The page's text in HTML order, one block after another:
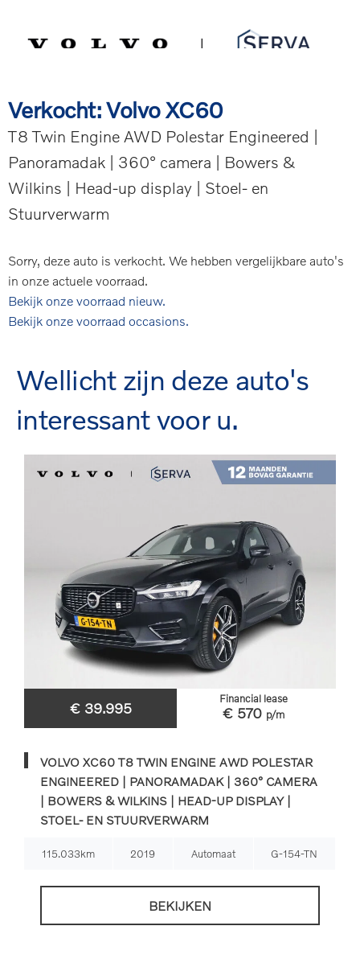
Verkocht: Volvo XC60
T8 Twin Engine AWD Polestar Engineered |
Panoramadak | 360° camera | Bowers &
Wilkins | Head-up display | Stoel- en
Stuurverwarm
Sorry, deze auto is verkocht. We hebben vergelijkbare auto's
in onze actuele voorraad.
Bekijk onze voorraad nieuw.
Bekijk onze voorraad occasions.
Wellicht zijn deze auto's
interessant voor u.
€ 39.995
Financial lease
€ 570 p/m
VOLVO XC60 T8 TWIN ENGINE AWD POLESTAR
ENGINEERED | PANORAMADAK | 360° CAMERA
| BOWERS & WILKINS | HEAD-UP DISPLAY |
STOEL- EN STUURVERWARM
115.033km 2019 Automaat G-154-TN
BEKIJKEN